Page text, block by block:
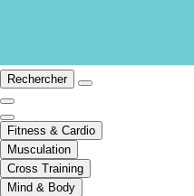
Rechercher
Fitness & Cardio
Musculation
Cross Training
Mind & Body